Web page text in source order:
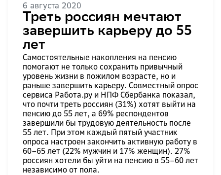
6 августа 2020
Треть россиян мечтают
завершить карьеру до 55
лет
Самостоятельные накопления на пенсию
помогают не только сохранить привычный
уровень жизни в пожилом возрасте, но и
раньше завершить карьеру. Совместный опрос
сервиса Работа.ру и НПФ Сбербанка показал,
что почти треть россиян (31%) хотят выйти на
пенсию до 55 лет, а 69% респондентов
завершили бы трудовую деятельность после
55 лет. При этом каждый пятый участник
опроса настроен закончить активную работу в
60–65 лет (22% мужчин и 17% женщин). 27%
россиян хотели бы уйти на пенсию в 55–60 лет
независимо от пола.